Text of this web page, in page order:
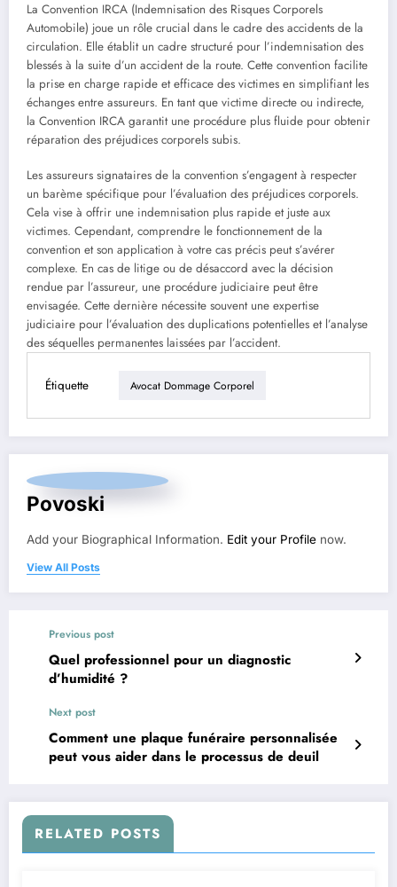
La Convention IRCA (Indemnisation des Risques Corporels
Automobile) joue un rôle crucial dans le cadre des accidents de la
circulation. Elle établit un cadre structuré pour l’indemnisation des
blessés à la suite d’un accident de la route. Cette convention facilite
la prise en charge rapide et efficace des victimes en simplifiant les
échanges entre assureurs. En tant que victime directe ou indirecte,
la Convention IRCA garantit une procédure plus fluide pour obtenir
réparation des préjudices corporels subis.
Les assureurs signataires de la convention s’engagent à respecter
un barème spécifique pour l’évaluation des préjudices corporels.
Cela vise à offrir une indemnisation plus rapide et juste aux
victimes. Cependant, comprendre le fonctionnement de la
convention et son application à votre cas précis peut s’avérer
complexe. En cas de litige ou de désaccord avec la décision
rendue par l’assureur, une procédure judiciaire peut être
envisagée. Cette dernière nécessite souvent une expertise
judiciaire pour l’évaluation des duplications potentielles et l’analyse
des séquelles permanentes laissées par l’accident.
Étiquette Avocat Dommage Corporel
Povoski
Add your Biographical Information. Edit your Profile now.
View All Posts
Previous post
Quel professionnel pour un diagnostic
d’humidité ?
Next post
Comment une plaque funéraire personnalisée
peut vous aider dans le processus de deuil
RELATED POSTS